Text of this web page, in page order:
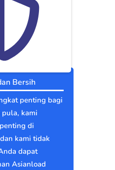
Bersih
penting bagi
pula, kami
di
kami tidak
dapat
Asianload